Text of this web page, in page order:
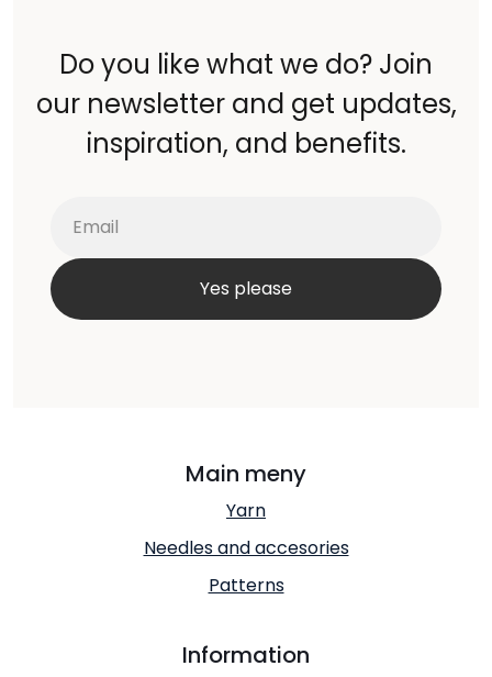
Do you like what we do? Join
our newsletter and get updates,
inspiration, and benefits.
Main meny
Yarn
Needles and accesories
Patterns
Information